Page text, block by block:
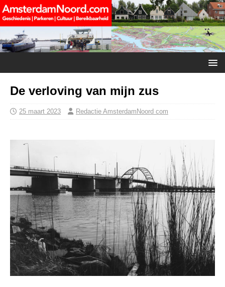
De verloving van mijn zus
25 maart 2023 Redactie AmsterdamNoord com